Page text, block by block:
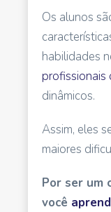
Os alunos
habilidades
profissionais
dinâmicos.
Assim, eles
maiores
Por ser um
você